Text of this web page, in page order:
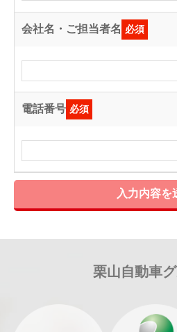
会社名・ご担当者名 必須
電話番号 必須
入力内容を
栗山自動車